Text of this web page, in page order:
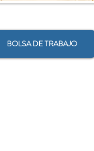
BOLSA DE TRABAJO